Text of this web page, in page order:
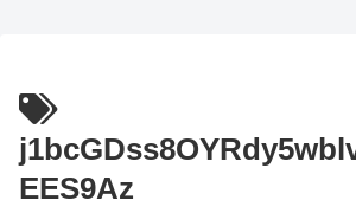
EES9Az